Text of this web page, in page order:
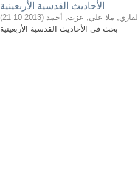
الأحاديث القدسية الأربعينية
القاري, ملا علي; عزت, أحمد (
2013-10-21
)
بحث في الأحاديث القدسية الأربعينية